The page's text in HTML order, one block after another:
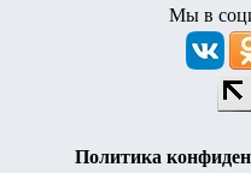
Мы в
Политика